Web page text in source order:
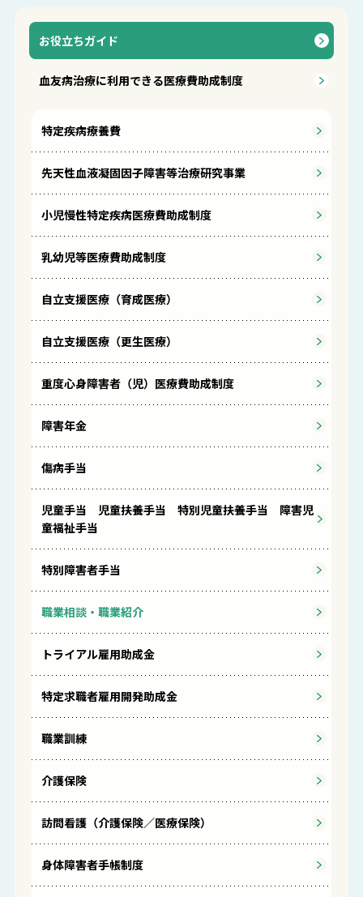
お役立ちガイド
血友病治療に利用できる医療費助成制度
特定疾病療養費
先天性血液凝固因子障害等治療研究事業
小児慢性特定疾病医療費助成制度
乳幼児等医療費助成制度
自立支援医療（育成医療）
自立支援医療（更生医療）
重度心身障害者（児）医療費助成制度
障害年金
傷病手当
児童手当 児童扶養手当 特別児童扶養手当 障害児
童福祉手当
特別障害者手当
職業相談・職業紹介
トライアル雇用助成金
特定求職者雇用開発助成金
職業訓練
介護保険
訪問看護（介護保険／医療保険）
身体障害者手帳制度